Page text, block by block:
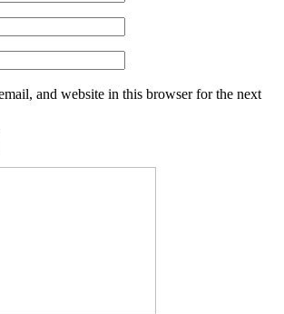
and website in this browser for the next